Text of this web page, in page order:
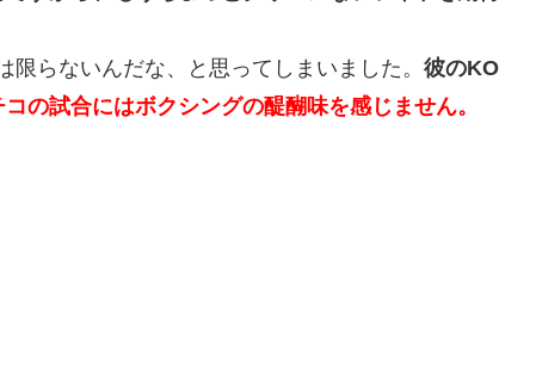
らないんだな、と思ってしまいました。 彼のKO
コの試合にはボクシングの醍醐味を感じません。